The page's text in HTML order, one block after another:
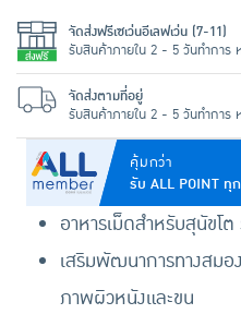
คุ้มกว่า
รับ ALL POINT ทุ
อาหารเม็ดสำหรับสุนัขโ
เสริมพัฒนาการทางสมอ
ภาพผิวหนังและขน
จัดส่งฟรีเซเว่นอีเลฟเว่น (7-11)
รับสินค้าภายใน 2 - 5 วันทำการ ห
จัดส่งตามที่อยู่
รับสินค้าภายใน 2 - 5 วันทำการ ห